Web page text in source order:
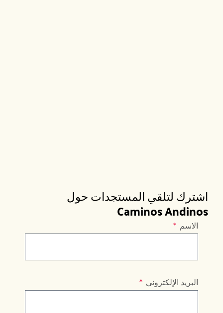
اشترك لتلقي المستجدات حول
Caminos Andinos
الاسم
البريد الإلكتروني